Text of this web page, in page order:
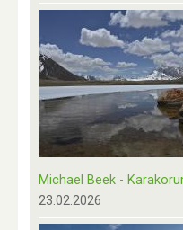
Michael Beek -
23.02.2026